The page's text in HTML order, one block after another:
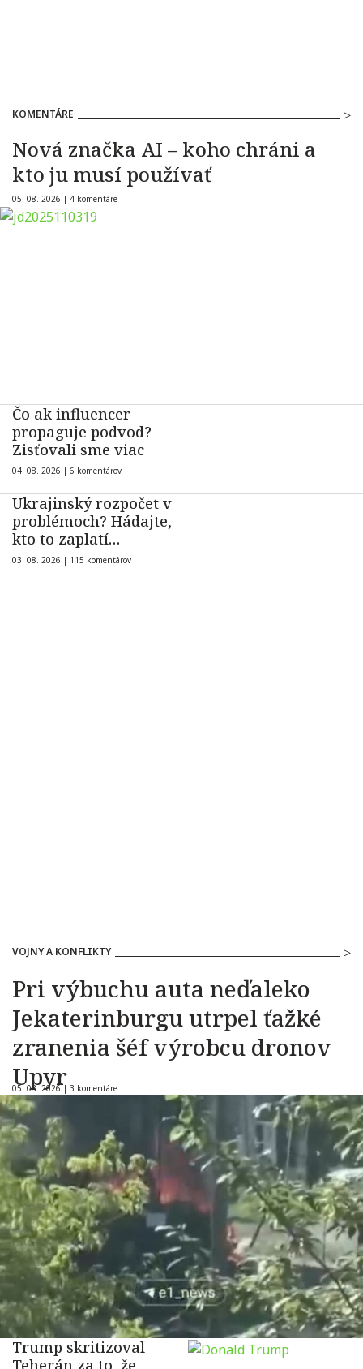
KOMENTÁRE
Nová značka AI – koho chráni a
kto ju musí používať
05. 08. 2026 | 4 komentáre
Čo ak influencer
propaguje podvod?
Zisťovali sme viac
04. 08. 2026 | 6 komentárov
Ukrajinský rozpočet v
problémoch? Hádajte,
kto to zaplatí…
03. 08. 2026 | 115 komentárov
VOJNY A KONFLIKTY
Pri výbuchu auta neďaleko
Jekaterinburgu utrpel ťažké
zranenia šéf výrobcu dronov
Upyr
05. 08. 2026 | 3 komentáre
Trump skritizoval
Teherán za to, že